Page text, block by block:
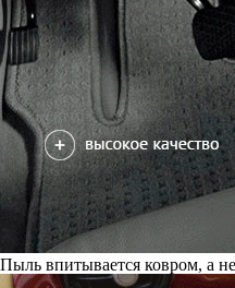
Пыль впитывается ковром, а